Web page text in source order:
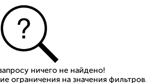
ничего не найдено!
ограничения на значения фильтров.